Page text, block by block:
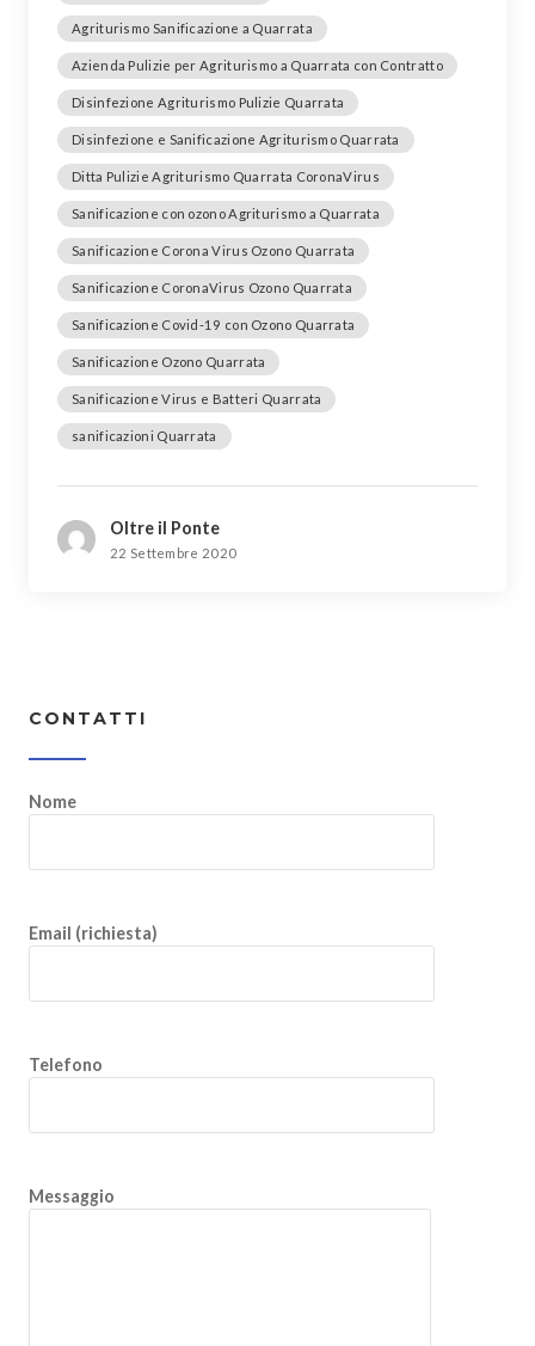
Agriturismo Sanificazione a Quarrata
Azienda Pulizie per Agriturismo a Quarrata con Contratto
Disinfezione Agriturismo Pulizie Quarrata
Disinfezione e Sanificazione Agriturismo Quarrata
Ditta Pulizie Agriturismo Quarrata CoronaVirus
Sanificazione con ozono Agriturismo a Quarrata
Sanificazione Corona Virus Ozono Quarrata
Sanificazione CoronaVirus Ozono Quarrata
Sanificazione Covid-19 con Ozono Quarrata
Sanificazione Ozono Quarrata
Sanificazione Virus e Batteri Quarrata
sanificazioni Quarrata
Oltre il Ponte
22 Settembre 2020
CONTATTI
Nome
Email (richiesta)
Telefono
Messaggio